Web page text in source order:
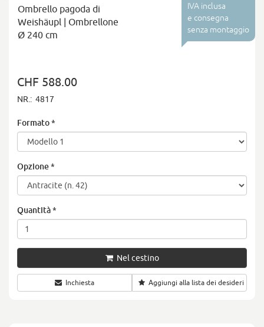
IVA inclusa
e consegna
senza montaggio
Ombrello pagoda di
Weishäupl | Ombrellone
Ø 240 cm
CHF 588.00
NR.: 4817
Formato*
Opzione*
Quantità*
Nel cestino
Inchiesta Aggiungi alla lista dei desideri